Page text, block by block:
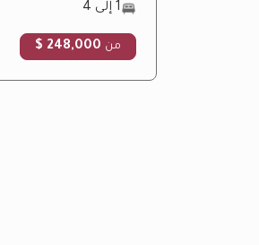
1 إلى 4
من 248,000 $